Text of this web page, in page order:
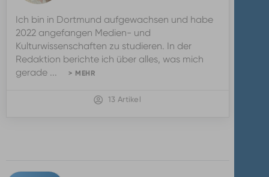
Maier
Ich bin in Dortmund aufgewachsen und habe
2022 angefangen Medien- und
Kulturwissenschaften zu studieren. In der
Redaktion berichte ich über alles, was mich
gerade ...
> MEHR
13 Artikel